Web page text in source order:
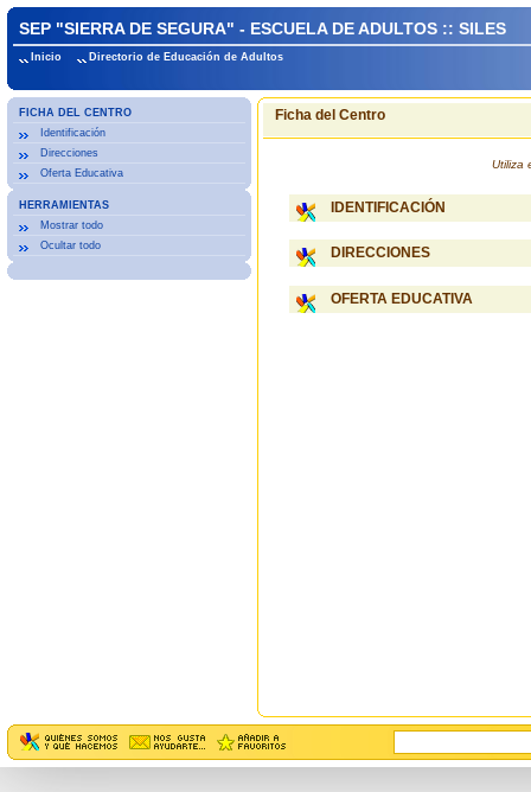
SEP "SIERRA DE SEGURA" - ESCUELA DE ADULTOS :: SILES
Inicio Directorio de Educación de Adultos
FICHA DEL CENTRO
Identificación
Direcciones
Oferta Educativa
HERRAMIENTAS
Mostrar todo
Ocultar todo
Ficha del Centro
Utiliza
IDENTIFICACIÓN
DIRECCIONES
OFERTA EDUCATIVA